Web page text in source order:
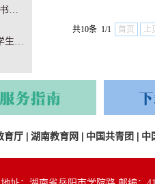
书香润校园 青春书华章——我校读书节系列活动圆满举办
我校在第十二届“挑战杯”湖南省大学生创业计划竞赛斩获一金四银
共10条 1/1 首页 上
育厅| 湖南教育网 中国共青团 中